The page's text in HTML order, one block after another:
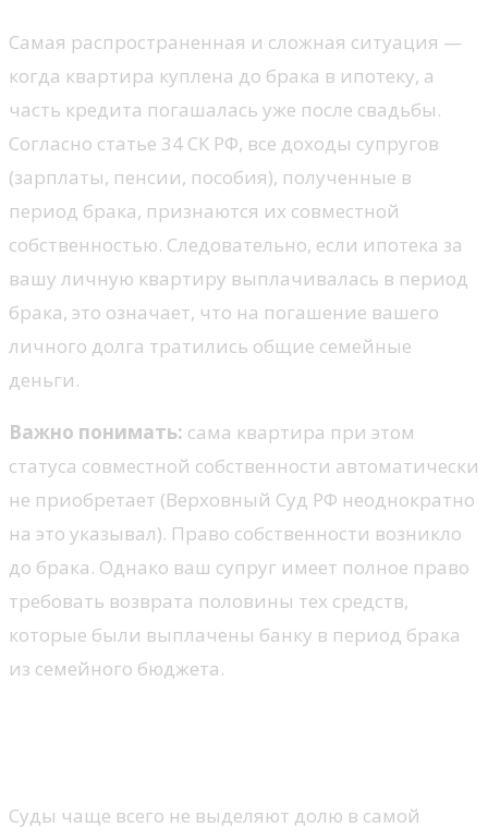
Самая распространенная и сложная ситуация —
когда квартира куплена до брака в ипотеку, а
часть кредита погашалась уже после свадьбы.
Согласно статье 34 СК РФ, все доходы супругов
(зарплаты, пенсии, пособия), полученные в
период брака, признаются их совместной
собственностью. Следовательно, если ипотека за
вашу личную квартиру выплачивалась в период
брака, это означает, что на погашение вашего
личного долга тратились общие семейные
деньги.
Важно понимать: сама квартира при этом
статуса совместной собственности автоматически
не приобретает (Верховный Суд РФ неоднократно
на это указывал). Право собственности возникло
до брака. Однако ваш супруг имеет полное право
требовать возврата половины тех средств,
которые были выплачены банку в период брака
из семейного бюджета.
Суды чаще всего не выделяют долю в самой